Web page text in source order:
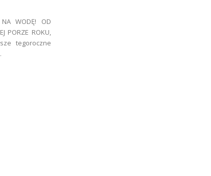
NA WODĘ! OD
PORZE ROKU,
tegoroczne